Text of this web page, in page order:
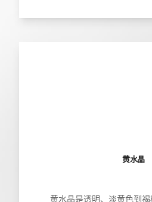
黄水晶
黄水晶是透明、淡黄色到褐